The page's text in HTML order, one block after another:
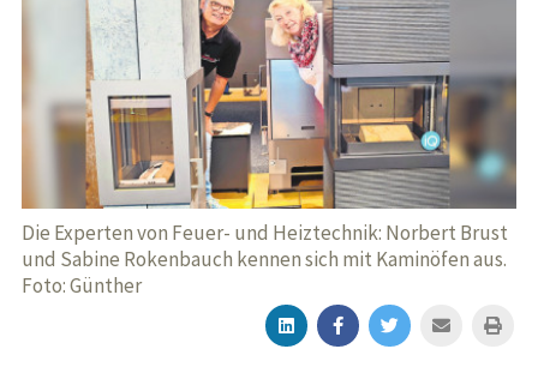
Die Experten von Feuer- und Heiztechnik: Norbert Brust
und Sabine Rokenbauch kennen sich mit Kaminöfen aus.
Foto: Günther